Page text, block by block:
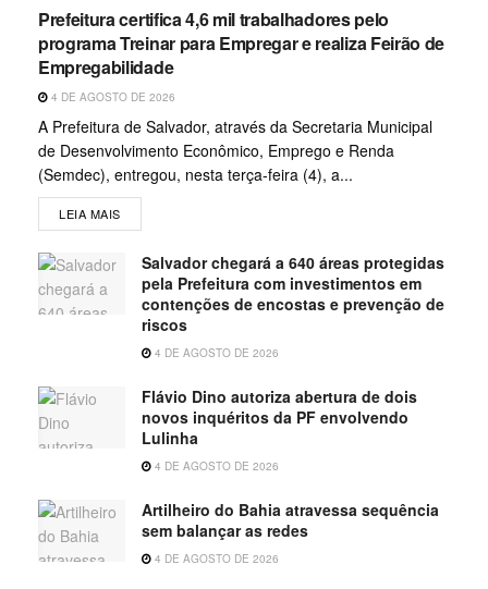
Prefeitura certifica 4,6 mil trabalhadores pelo
programa Treinar para Empregar e realiza Feirão de
Empregabilidade
4 DE AGOSTO DE 2026
A Prefeitura de Salvador, através da Secretaria Municipal
de Desenvolvimento Econômico, Emprego e Renda
(Semdec), entregou, nesta terça-feira (4), a...
LEIA MAIS
Salvador chegará a 640 áreas protegidas
pela Prefeitura com investimentos em
contenções de encostas e prevenção de
riscos
4 DE AGOSTO DE 2026
Flávio Dino autoriza abertura de dois
novos inquéritos da PF envolvendo
Lulinha
4 DE AGOSTO DE 2026
Artilheiro do Bahia atravessa sequência
sem balançar as redes
4 DE AGOSTO DE 2026